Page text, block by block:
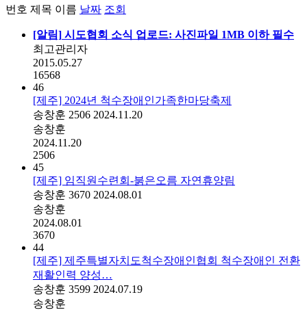
번호 제목 이름 날짜 조회
[알림] 시도협회 소식 업로드: 사진파일 1MB 이하 필수
최고관리자
2015.05.27
16568
46
[제주] 2024년 척수장애인가족한마당축제
송창훈 2506 2024.11.20
송창훈
2024.11.20
2506
45
[제주] 임직원수련회-붉은오름 자연휴양림
송창훈 3670 2024.08.01
송창훈
2024.08.01
3670
44
[제주] 제주특별자치도척수장애인협회 척수장애인 전환
재활인력 양성…
송창훈 3599 2024.07.19
송창훈